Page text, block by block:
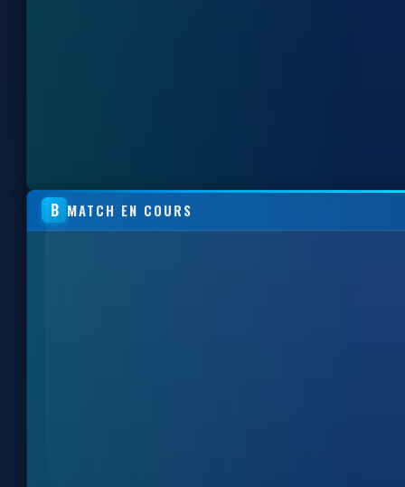
B MATCH EN COURS